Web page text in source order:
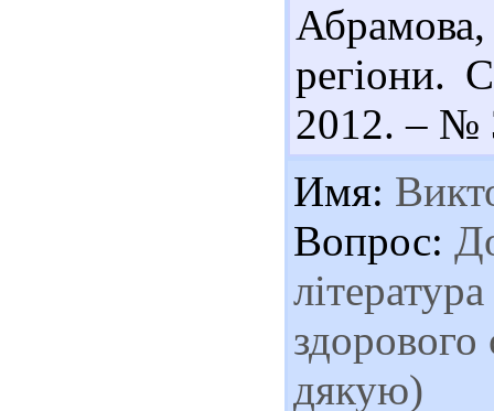
регіони.
2012. – №
Имя:
Вопрос:
дякую)